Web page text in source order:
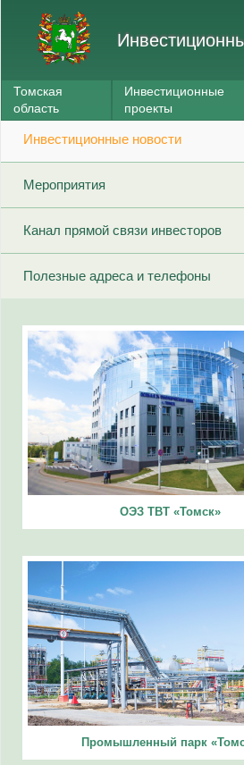
Томская
область
Инвестиционные
проекты
Инвестиционные новости
Мероприятия
Канал прямой связи инвесторов
Полезные адреса и телефоны
ОЭЗ ТВТ «Томск»
Промышленный парк